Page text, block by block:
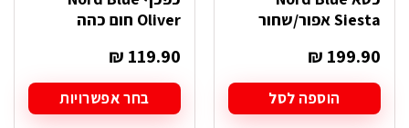
Siesta אפור/שחור
₪ 199.90
הוספה לסל
Oliver חום כהה
₪ 119.90
בחר אפשרויות